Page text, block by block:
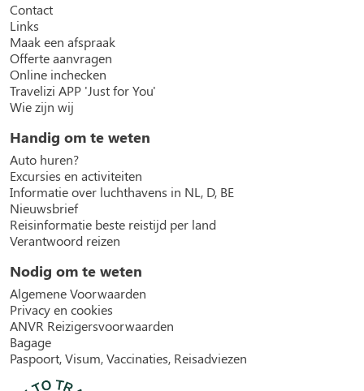
Contact
Links
Maak een afspraak
Offerte aanvragen
Online inchecken
Travelizi APP 'Just for You'
Wie zijn wij
Handig om te weten
Auto huren?
Excursies en activiteiten
Informatie over luchthavens in NL, D, BE
Nieuwsbrief
Reisinformatie beste reistijd per land
Verantwoord reizen
Nodig om te weten
Algemene Voorwaarden
Privacy en cookies
ANVR Reizigersvoorwaarden
Bagage
Paspoort, Visum, Vaccinaties, Reisadviezen